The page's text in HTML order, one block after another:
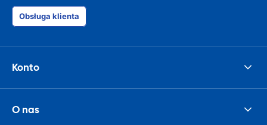
Obsługa klienta
Konto
O nas